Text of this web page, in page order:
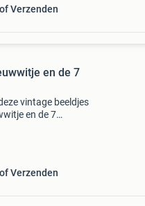
Verzenden
en de 7
vintage beeldjes
en de 7
Verzenden